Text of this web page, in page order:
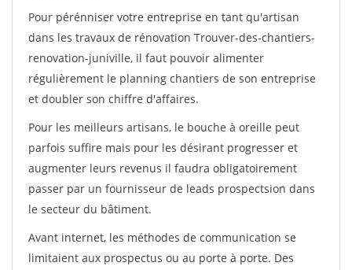
Pour pérénniser votre entreprise en tant qu'artisan
dans les travaux de rénovation Trouver-des-chantiers-
renovation-juniville, il faut pouvoir alimenter
régulièrement le planning chantiers de son entreprise
et doubler son chiffre d'affaires.
Pour les meilleurs artisans, le bouche à oreille peut
parfois suffire mais pour les désirant progresser et
augmenter leurs revenus il faudra obligatoirement
passer par un fournisseur de leads prospectsion dans
le secteur du bâtiment.
Avant internet, les méthodes de communication se
limitaient aux prospectus ou au porte à porte. Des